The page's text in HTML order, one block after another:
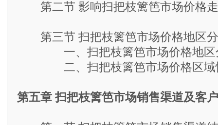
第二节 影响扫把枝篱笆市场价格走
第三节 扫把枝篱笆市场价格地区分
一、扫把枝篱笆市场价格地区
二、扫把枝篱笆市场价格区域
第五章 扫把枝篱笆市场销售渠道及客